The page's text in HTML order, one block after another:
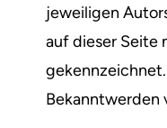
jeweiligen
auf dieser Seite
Bekanntwerden